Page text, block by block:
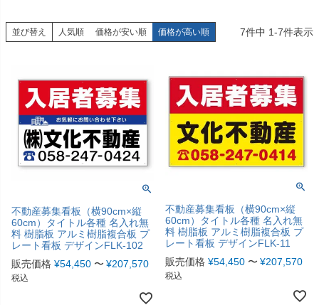
並び替え 人気順 価格が安い順 価格が高い順 7件中 1-7件表示
不動産募集看板（横90cm×縦
60cm）タイトル各種 名入れ無
料 樹脂板 アルミ樹脂複合板 プ
レート看板 デザインFLK-102
販売価格 ¥54,450 〜 ¥207,570
税込
不動産募集看板（横90cm×縦
60cm）タイトル各種 名入れ無
料 樹脂板 アルミ樹脂複合板 プ
レート看板 デザインFLK-11
販売価格 ¥54,450 〜 ¥207,570
税込